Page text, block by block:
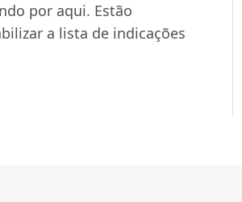
por aqui. Estão
a lista de indicações